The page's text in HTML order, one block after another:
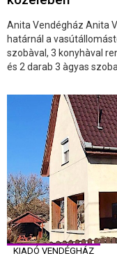
Anita Vendégház Anita
határnál a
szobàval, 3 konyhàval
és 2 darab 3 àgyas
KIADÓ VENDÉGHÁZ